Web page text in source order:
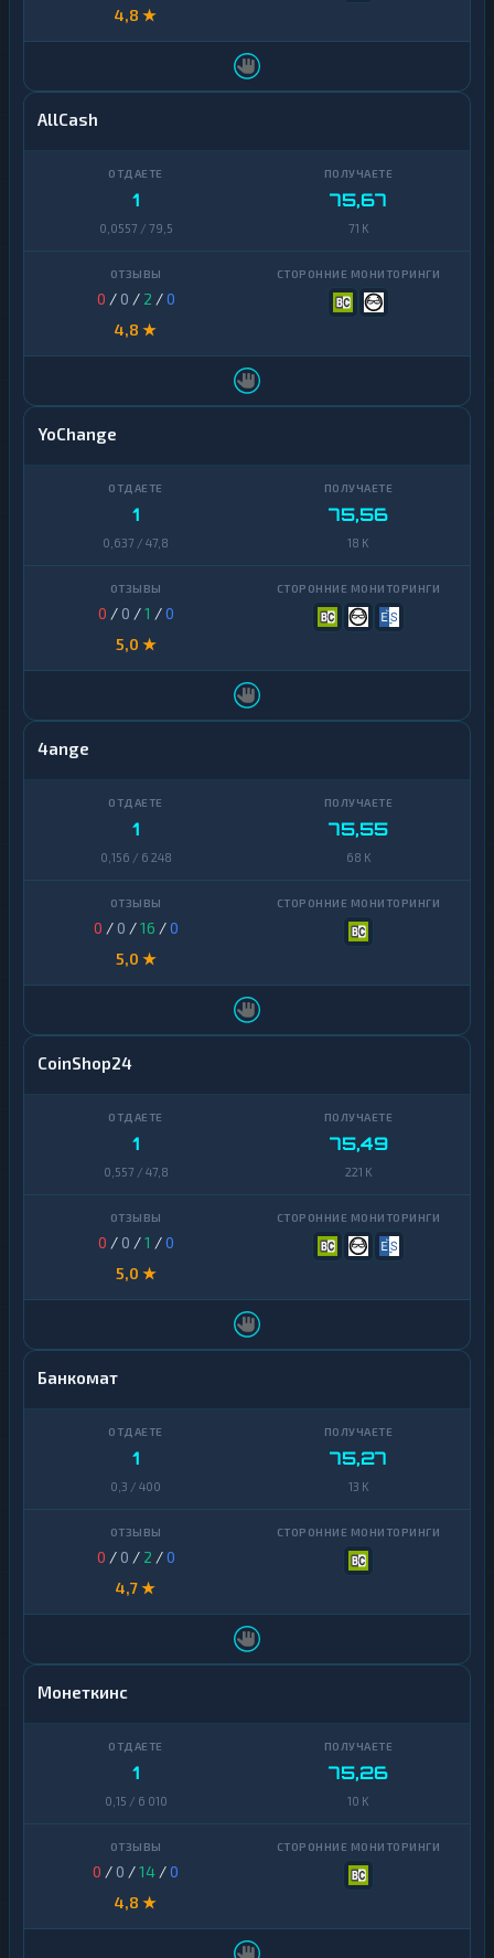
4,8 ★
AllCash
1
0,0557 / 79,5
75,67
71 K
0 / 0 / 2 /0
4,8 ★
YoChange
1
0,637 / 47,8
75,56
18 K
0 / 0 /1 /0
5,0 ★
4ange
1
0,156 / 6 248
75,55
68 K
0 / 0 /16 /0
5,0 ★
CoinShop24
1
0,557 / 47,8
75,49
221 K
0 / 0 /1 /0
5,0 ★
Банкомат
1
0,3 / 400
75,27
13 K
0 / 0 / 2 /0
4,7 ★
Монеткинс
1
0,15 / 6 010
75,26
10 K
0 / 0 /14 /0
4,8 ★